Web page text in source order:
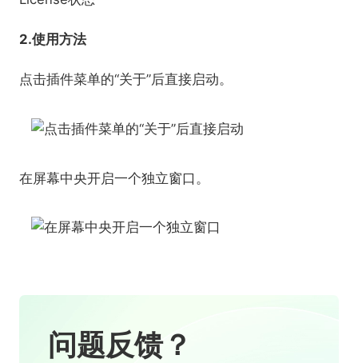
2.使用方法
点击插件菜单的“关于”后直接启动。
在屏幕中央开启一个独立窗口。
问题反馈？